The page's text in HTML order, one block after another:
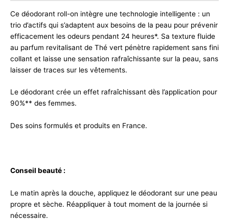
Ce déodorant roll-on intègre une technologie intelligente : un
trio d’actifs qui s’adaptent aux besoins de la peau pour prévenir
efficacement les odeurs pendant 24 heures*. Sa texture fluide
au parfum revitalisant de Thé vert pénètre rapidement sans fini
collant et laisse une sensation rafraîchissante sur la peau, sans
laisser de traces sur les vêtements.
Le déodorant crée un effet rafraîchissant dès l’application pour
90%** des femmes.
Des soins formulés et produits en France.
Conseil beauté :
Le matin après la douche, appliquez le déodorant sur une peau
propre et sèche. Réappliquer à tout moment de la journée si
nécessaire.